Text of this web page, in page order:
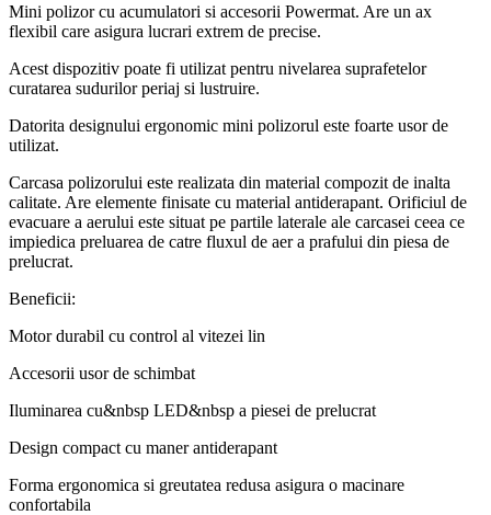
Mini polizor cu acumulatori si accesorii Powermat. Are un ax
flexibil care asigura lucrari extrem de precise.
Acest dispozitiv poate fi utilizat pentru nivelarea suprafetelor
curatarea sudurilor periaj si lustruire.
Datorita designului ergonomic mini polizorul este foarte usor de
utilizat.
Carcasa polizorului este realizata din material compozit de inalta
calitate. Are elemente finisate cu material antiderapant. Orificiul de
evacuare a aerului este situat pe partile laterale ale carcasei ceea ce
impiedica preluarea de catre fluxul de aer a prafului din piesa de
prelucrat.
Beneficii:
Motor durabil cu control al vitezei lin
Accesorii usor de schimbat
Iluminarea cu&nbsp LED&nbsp a piesei de prelucrat
Design compact cu maner antiderapant
Forma ergonomica si greutatea redusa asigura o macinare
confortabila